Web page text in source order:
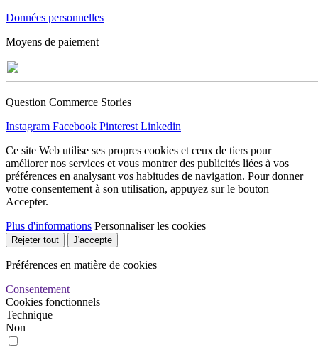
Données personnelles
Moyens de paiement
Question Commerce Stories
Instagram Facebook Pinterest Linkedin
Ce site Web utilise ses propres cookies et ceux de tiers pour
améliorer nos services et vous montrer des publicités liées à vos
préférences en analysant vos habitudes de navigation. Pour donner
votre consentement à son utilisation, appuyez sur le bouton
Accepter.
Plus d'informations Personnaliser les cookies
Rejeter tout J'accepte
Préférences en matière de cookies
Consentement
Cookies fonctionnels
Technique
Non